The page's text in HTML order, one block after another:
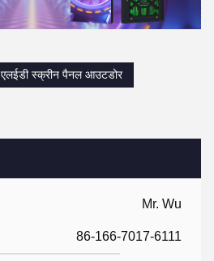
Mr. Wu
86-166-7017-6111
एलईडी स्क्रीन पैनल आउटडोर